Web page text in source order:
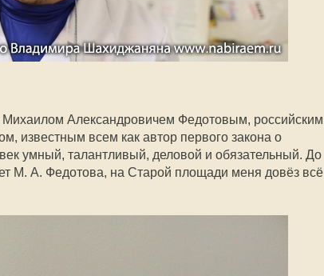
Александровичем Федотовым, российским
известным всем как автор первого закона о
умный, талантливый, деловой и обязательный. До
М. А. Федотова, на Старой площади меня довёз всё